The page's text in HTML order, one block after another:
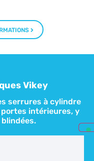
Vikey
serrures à cylindre
intérieures, y